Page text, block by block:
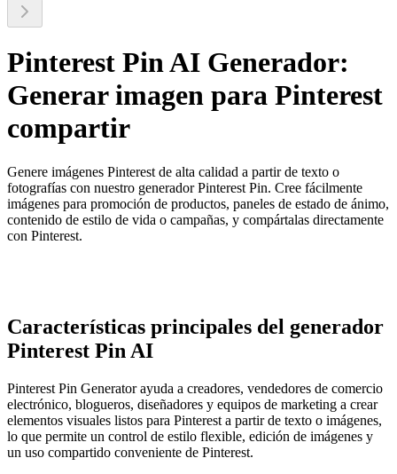
Pinterest Pin AI Generador:
Generar imagen para Pinterest
compartir
Genere imágenes Pinterest de alta calidad a partir de texto o
fotografías con nuestro generador Pinterest Pin. Cree fácilmente
imágenes para promoción de productos, paneles de estado de ánimo,
contenido de estilo de vida o campañas, y compártalas directamente
con Pinterest.
Características principales del generador
Pinterest Pin AI
Pinterest Pin Generator ayuda a creadores, vendedores de comercio
electrónico, blogueros, diseñadores y equipos de marketing a crear
elementos visuales listos para Pinterest a partir de texto o imágenes,
lo que permite un control de estilo flexible, edición de imágenes y
un uso compartido conveniente de Pinterest.